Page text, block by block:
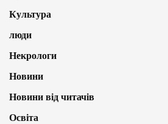
Культура
люди
Некрологи
Новини
Новини від читачів
Освіта